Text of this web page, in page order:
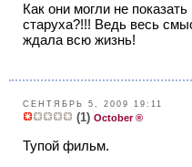
Как они могли не
старуxа?!!! Ведь весь
ждала всю жизнь!
СЕНТЯБРЬ 5, 2009 19:11
(1) October ®
Тупой фильм.